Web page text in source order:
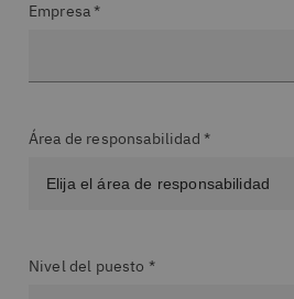
Empresa *
Área de responsabilidad *
Nivel del puesto *